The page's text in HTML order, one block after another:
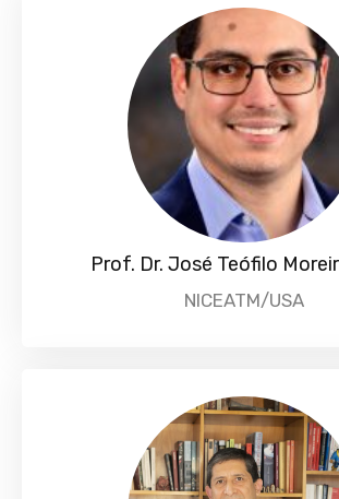
Prof. Dr. José Teófilo
NICEATM/USA